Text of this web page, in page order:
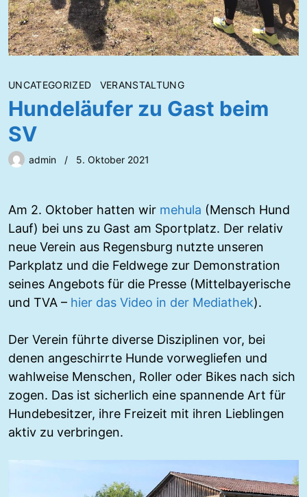
UNCATEGORIZED VERANSTALTUNG
Hundeläufer zu Gast beim
SV
admin 5. Oktober 2021
Am 2. Oktober hatten wir mehula (Mensch Hund
Lauf) bei uns zu Gast am Sportplatz. Der relativ
neue Verein aus Regensburg nutzte unseren
Parkplatz und die Feldwege zur Demonstration
seines Angebots für die Presse (Mittelbayerische
und TVA – hier das Video in der Mediathek).
Der Verein führte diverse Disziplinen vor, bei
denen angeschirrte Hunde vorwegliefen und
wahlweise Menschen, Roller oder Bikes nach sich
zogen. Das ist sicherlich eine spannende Art für
Hundebesitzer, ihre Freizeit mit ihren Lieblingen
aktiv zu verbringen.